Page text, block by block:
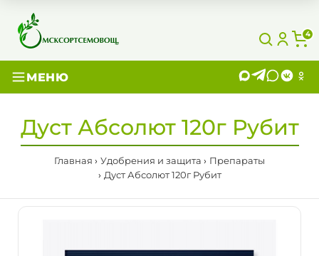
4
МЕНЮ
Дуст Абсолют 120г Рубит
Главная Удобрения и защита
Препараты
Дуст Абсолют 120г Рубит